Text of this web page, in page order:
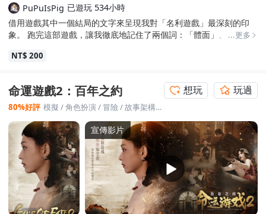
PuPuIsPig 已遊玩 534小時
借用遊戲其中一個結局的文字來呈現我對「名利遊戲」最深刻的印
象。 跑完這部遊戲，讓我徹底地記住了兩個詞：「體面」、「風水
個風水寶地吧。」 很喜歡「名利遊戲」的一個原因是，雖然劇情上
劇情進展。有些劇情雖然很尬很硬要耍帥，但反而讓整個畫面變得
蠻有趣好笑的，這也是讓我覺得很棒的設計。 演員的演技都很不
錯，很喜歡這遊戲的所有女主們，小孟、高婷玉、海月、張芃、禾
特色存在，不至於讓關了遊戲後就失去了對這個人的印象。人物檔
案裡的每個故事也都寫得很有感覺，有些故事看了後心中默默泛起
漣漪，有些故事則看了心生惆悵，透過這些故事，也幫助角色補足
了背景深度，讓這些角色更加立體、更加有溫度。 結局方面關於女
主們的分支結局都很甜，各自都有很美好的結局，這點非常喜歡。
第六章的主結局不管是「隱於塵煙」或「徹底瘋狂」我都很喜歡，
但我私心認為「徹底瘋狂」才是GE， 整體遊戲時長不長，我把每章
...更多
NT$ 200
命運遊戲2：百年之約
80%好評 模擬 /角色扮演/ 冒險 /故事架構豐富
想玩 玩過
宣傳影片